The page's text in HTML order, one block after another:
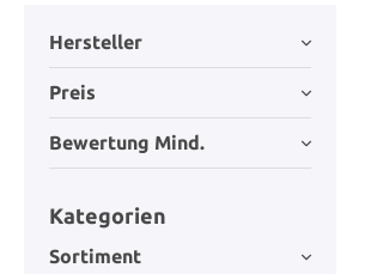
Hersteller
Preis
Bewertung Mind.
Kategorien
Sortiment